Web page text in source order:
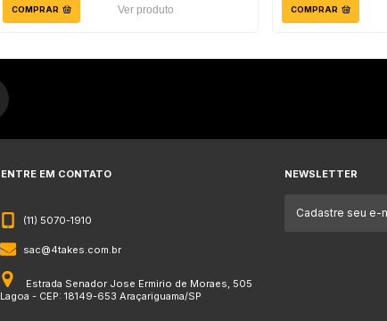
COMPRAR Ver produto COMPRAR
ENTRE EM CONTATO
(11) 5070-1910
sac@4takes.com.br
Estrada Senador Jose Ermirio de Moraes, 505
Lagoa - CEP: 18149-653 Araçariguama/SP
NEWSLETTER